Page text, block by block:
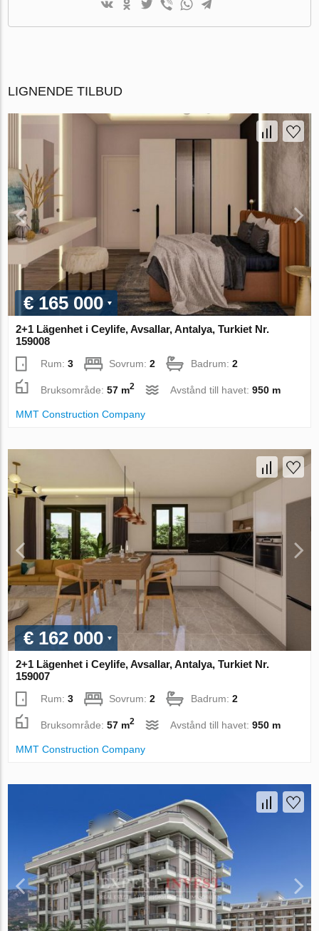
LIGNENDE TILBUD
€ 165 000
2+1 Lägenhet i Ceylife, Avsallar, Antalya, Turkiet Nr.
159008
Rum:3 Sovrum:2 Badrum:2
Bruksområde:57 m2 Avstånd till havet:950 m
MMT Construction Company
€ 162 000
2+1 Lägenhet i Ceylife, Avsallar, Antalya, Turkiet Nr.
159007
Rum:3 Sovrum:2 Badrum:2
Bruksområde:57 m2 Avstånd till havet:950 m
MMT Construction Company